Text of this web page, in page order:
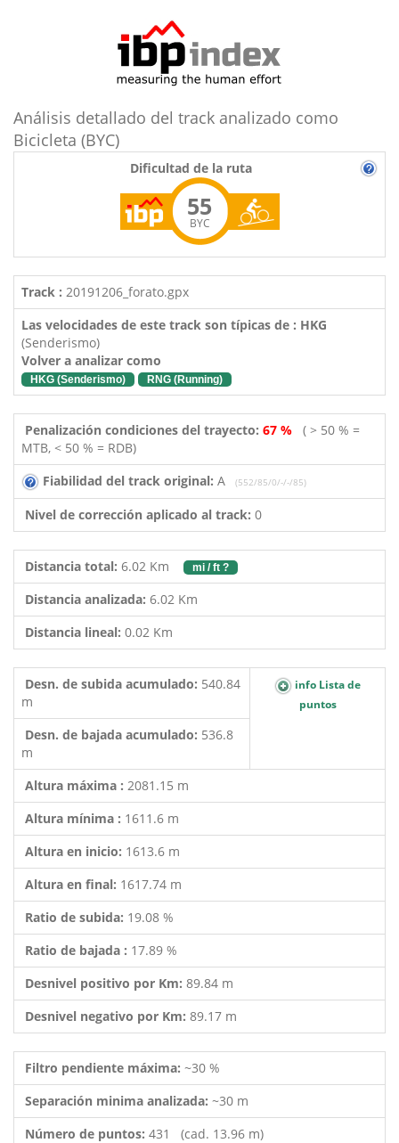
Análisis detallado del track analizado como
Bicicleta (BYC)
Dificultad de la ruta
55
BYC
Track : 20191206_forato.gpx
Las velocidades de este track son típicas de : HKG
(Senderismo)
Volver a analizar como
HKG (Senderismo) RNG (Running)
Penalización condiciones del trayecto: 67 % ( > 50 % =
MTB, < 50 % = RDB)
Fiabilidad del track original: A (552/85/0/-/-/85)
Nivel de corrección aplicado al track: 0
Distancia total: 6.02 Km mi / ft ?
Distancia analizada: 6.02 Km
Distancia lineal: 0.02 Km
Desn. de subida acumulado: 540.84
m
info Lista de
puntos
Desn. de bajada acumulado: 536.8
m
Altura máxima : 2081.15 m
Altura mínima : 1611.6 m
Altura en inicio: 1613.6 m
Altura en final: 1617.74 m
Ratio de subida: 19.08 %
Ratio de bajada : 17.89 %
Desnivel positivo por Km: 89.84 m
Desnivel negativo por Km: 89.17 m
Filtro pendiente máxima: ~30 %
Separación minima analizada: ~30 m
Número de puntos: 431 (cad. 13.96 m)